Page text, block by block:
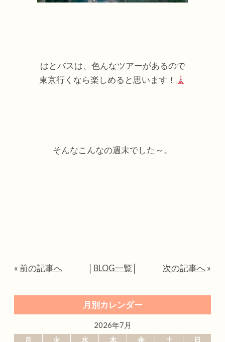
はとバスは、色んなツアーがあるので
東京行くなら楽しめると思います！
そんなこんなの週末でした～ 。
« 前の記事へ BLOG一覧 次の記事へ »
月別カレンダー
2026年7月
月 火 水 木 金 土
日